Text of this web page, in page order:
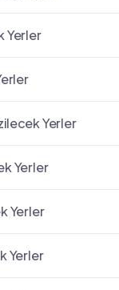
Yerler
Yerler
Yerler
Yerler
Yerler